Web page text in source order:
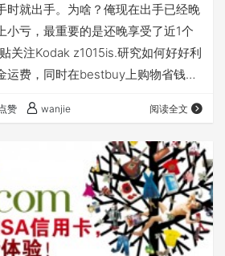
时就出手。为啥？俺现在出手已经晚
小亏，最重要的是还晚享受了近1个
关注Kodak z1015is.研究如何好好利
运费，同时在bestbuy上购物省钱。
圣诞会有优惠。结果看到 的是价格开
$265. 奇怪了,价格不断回调？ 昨天
格终于到了$224.99. 心理防线突破
豫…
赞 wanjie 阅读全文